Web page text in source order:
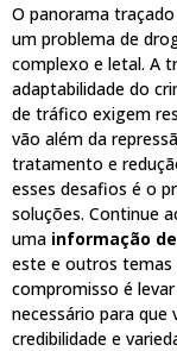
O panorama
um problema de
complexo e letal. A
adaptabilidade do
de tráfico exigem
vão além da
tratamento e
esses desafios é o
soluções. Continue
uma informação
este e outros temas
compromisso é
necessário para
credibilidade e